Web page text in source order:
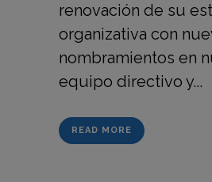
renovación de su
organizativa con
nombramientos en
equipo directivo y...
READ MORE